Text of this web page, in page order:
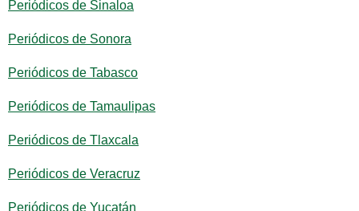
Periódicos de Sinaloa
Periódicos de Sonora
Periódicos de Tabasco
Periódicos de Tamaulipas
Periódicos de Tlaxcala
Periódicos de Veracruz
Periódicos de Yucatán